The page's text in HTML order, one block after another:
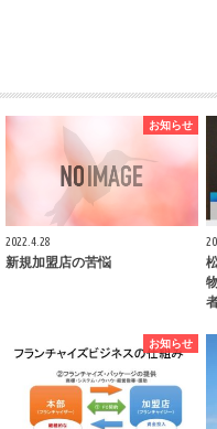
お知らせ
2022.4.28
新規加盟店の苦悩
お知らせ